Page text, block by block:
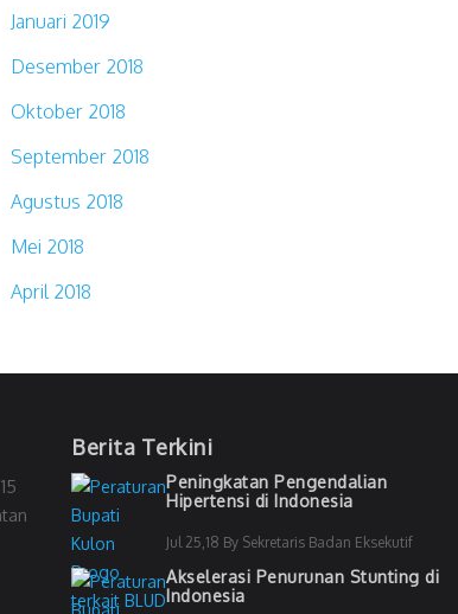
Januari 2019
Desember 2018
Oktober 2018
September 2018
Agustus 2018
Mei 2018
April 2018
Berita Terkini
Peningkatan Pengendalian
Hipertensi di Indonesia
Jul 25,18 By Sekretaris Badan Eksekutif
Akselerasi Penurunan Stunting di
Indonesia